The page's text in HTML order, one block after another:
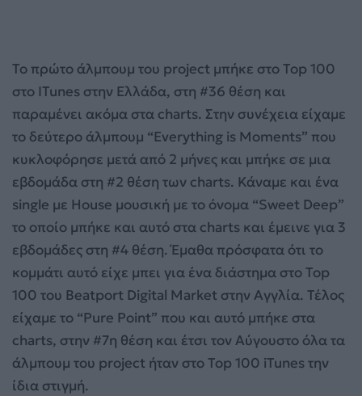
Το πρώτο άλμπουμ του project μπήκε στο Top 100
στο ITunes στην Ελλάδα, στη #36 θέση και
παραμένει ακόμα στα charts. Στην συνέχεια είχαμε
το δεύτερο άλμπουμ “Everything is Moments” που
κυκλοφόρησε μετά από 2 μήνες και μπήκε σε μια
εβδομάδα στη #2 θέση των charts. Κάναμε και ένα
single με House μουσική με το όνομα “Sweet Deep”
το οποίο μπήκε και αυτό στα charts και έμεινε για 3
εβδομάδες στη #4 θέση. Έμαθα πρόσφατα ότι το
κομμάτι αυτό είχε μπει για ένα διάστημα στο Top
100 του Beatport Digital Market στην Αγγλία. Τέλος
είχαμε το “Pure Point” που και αυτό μπήκε στα
charts, στην #7η θέση και έτσι τον Αύγουστο όλα τα
άλμπουμ του project ήταν στο Top 100 iTunes την
ίδια στιγμή.